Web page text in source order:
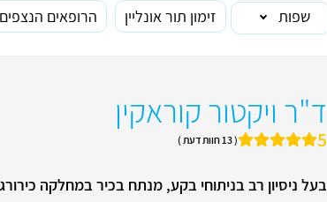
שפות זימון תור אונליין הרופאים
ד"ר ויקטור קוראקין
5 ( 13 חוות דעת )
בעל ניסיון רב בניתוחי בקע, מנתח בכיר במחלקה